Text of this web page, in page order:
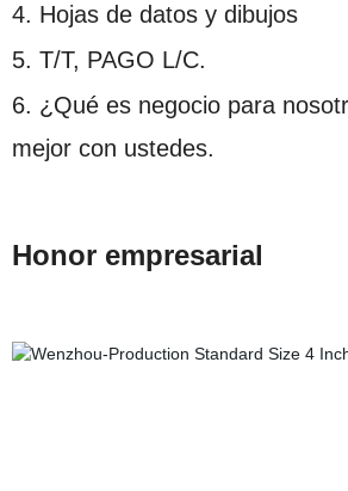
4. Hojas de datos y dibujos
5. T/T, PAGO L/C.
6. ¿Qué es negocio para
mejor con ustedes.
Honor empresarial